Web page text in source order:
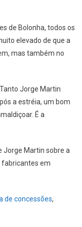
de Bolonha, todos os
elevado de que a
mas também no
Jorge Martin
a estréia, um bom
É a
Jorge Martin sobre a
fabricantes em
de concessões,